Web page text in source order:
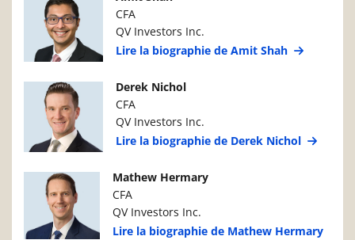
CFA
QV Investors Inc.
Lire la biographie de Amit Shah
Photo du gestionnaire de portefeuille
Derek Nichol
CFA
QV Investors Inc.
Lire la biographie de Derek Nichol
Photo du gestionnaire de portefeuille
Mathew Hermary
CFA
QV Investors Inc.
Lire la biographie de Mathew Hermary